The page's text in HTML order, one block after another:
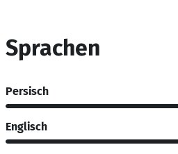
Sprachen
Persisch
Englisch